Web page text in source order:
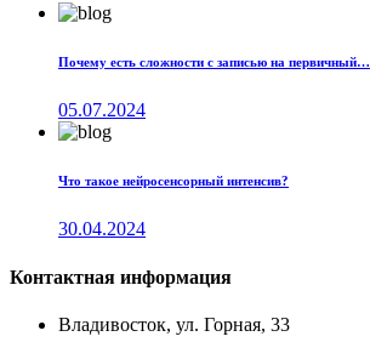
Почему есть сложности с записью на первичный…
05.07.2024
Что такое нейросенсорный интенсив?
30.04.2024
Контактная информация
Владивосток, ул. Горная, 33